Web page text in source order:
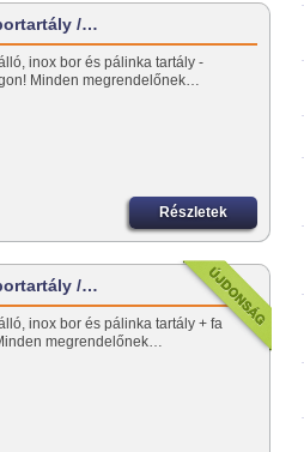
/…
inox bor és pálinka tartály -
Minden megrendelőnek…
Részletek
/…
inox bor és pálinka tartály + fa
megrendelőnek…